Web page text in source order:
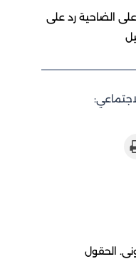
الضاحية رد على
الحقول